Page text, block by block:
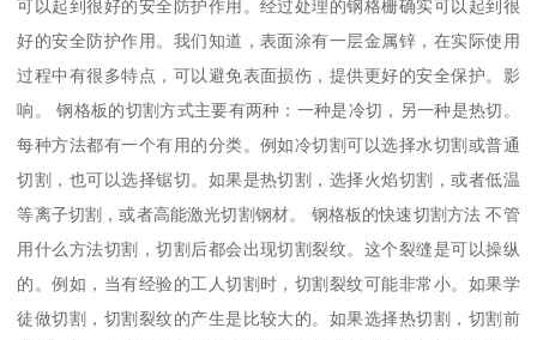
可以起到很好的安全防护作用。经过处理的钢格栅确实可以起到很
好的安全防护作用。我们知道，表面涂有一层金属锌，在实际使用
过程中有很多特点，可以避免表面损伤，提供更好的安全保护。影
响。 钢格板的切割方式主要有两种：一种是冷切，另一种是热切。
每种方法都有一个有用的分类。例如冷切割可以选择水切割或普通
切割，也可以选择锯切。如果是热切割，选择火焰切割，或者低温
等离子切割，或者高能激光切割钢材。 钢格板的快速切割方法 不管
用什么方法切割，切割后都会出现切割裂纹。这个裂缝是可以操纵
的。例如，当有经验的工人切割时，切割裂纹可能非常小。如果学
徒做切割，切割裂纹的产生是比较大的。如果选择热切割，切割前